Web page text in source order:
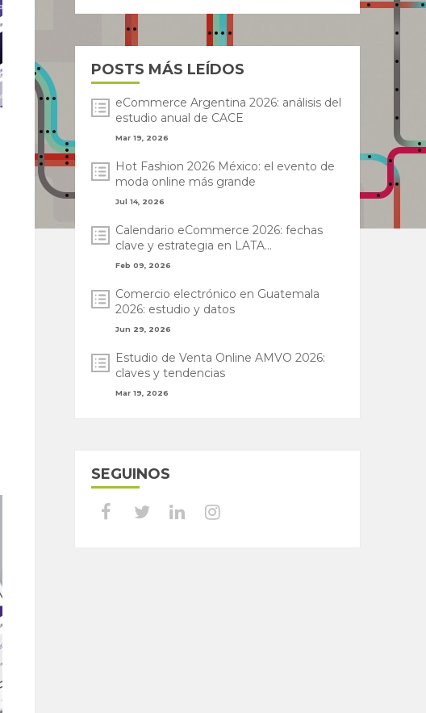
POSTS MÁS LEÍDOS
eCommerce Argentina 2026: análisis del
estudio anual de CACE
Mar 19, 2026
Hot Fashion 2026 México: el evento de
moda online más grande
Jul 14, 2026
Calendario eCommerce 2026: fechas
clave y estrategia en LATA...
Feb 09, 2026
Comercio electrónico en Guatemala
2026: estudio y datos
Jun 29, 2026
Estudio de Venta Online AMVO 2026:
claves y tendencias
Mar 19, 2026
SEGUINOS